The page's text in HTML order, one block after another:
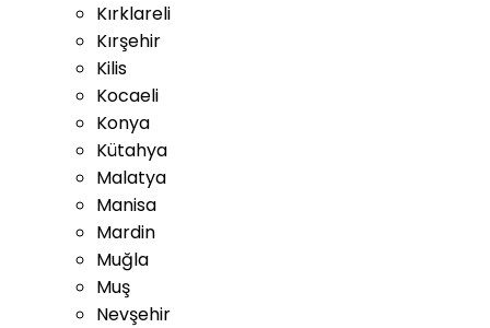
Kırklareli
Kırşehir
Kilis
Kocaeli
Konya
Kütahya
Malatya
Manisa
Mardin
Muğla
Muş
Nevşehir